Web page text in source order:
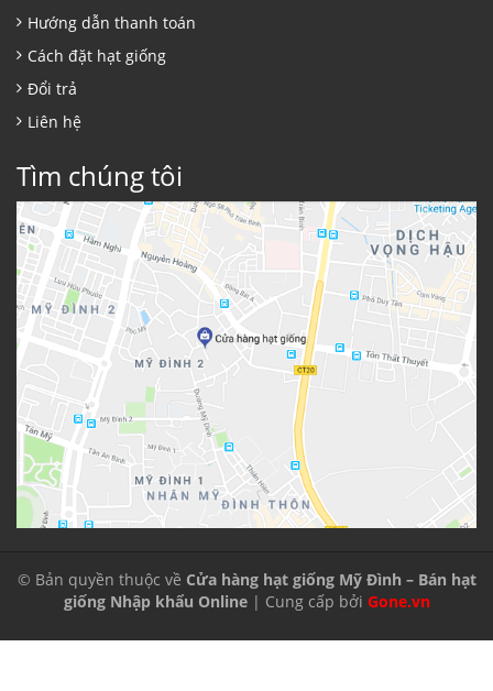
Hướng dẫn thanh toán
Cách đặt hạt giống
Đổi trả
Liên hệ
Tìm chúng tôi
© Bản quyền thuộc về Cửa hàng hạt giống Mỹ Đình – Bán hạt
giống Nhập khẩu Online| Cung cấp bởi Gone.vn